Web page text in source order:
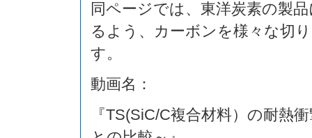
同ページでは、東洋炭素の製
るよう、カーボンを様々な切
す。
動画名：
『TS(SiC/C複合材料）の耐熱